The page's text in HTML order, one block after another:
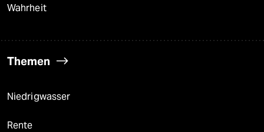
Wahrheit
Themen
Niedrigwasser
Rente